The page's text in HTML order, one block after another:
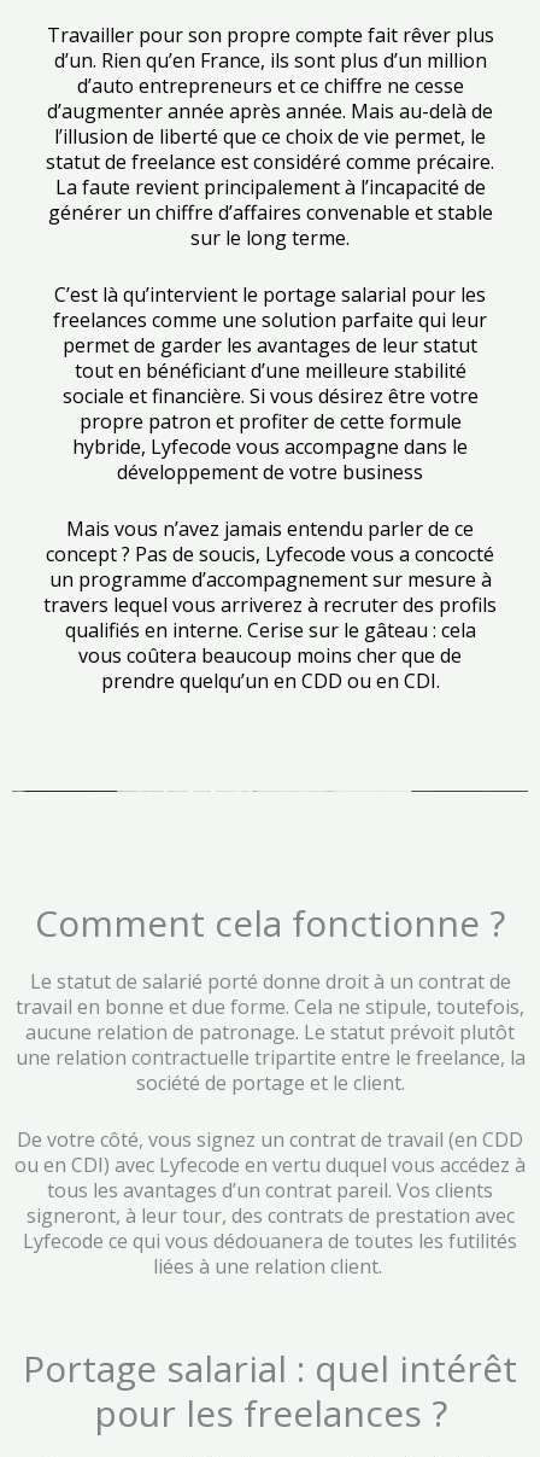
Travailler pour son propre compte fait rêver plus
d’un. Rien qu’en France, ils sont plus d’un million
d’auto entrepreneurs et ce chiffre ne cesse
d’augmenter année après année. Mais au-delà de
l’illusion de liberté que ce choix de vie permet, le
statut de freelance est considéré comme précaire.
La faute revient principalement à l’incapacité de
générer un chiffre d’affaires convenable et stable
sur le long terme.
C’est là qu’intervient le portage salarial pour les
freelances comme une solution parfaite qui leur
permet de garder les avantages de leur statut
tout en bénéficiant d’une meilleure stabilité
sociale et financière. Si vous désirez être votre
propre patron et profiter de cette formule
hybride, Lyfecode vous accompagne dans le
développement de votre business
Mais vous n’avez jamais entendu parler de ce
concept ? Pas de soucis, Lyfecode vous a concocté
un programme d’accompagnement sur mesure à
travers lequel vous arriverez à recruter des profils
qualifiés en interne. Cerise sur le gâteau : cela
vous coûtera beaucoup moins cher que de
prendre quelqu’un en CDD ou en CDI.
Comment cela fonctionne ?
Le statut de salarié porté donne droit à un contrat de
travail en bonne et due forme. Cela ne stipule, toutefois,
aucune relation de patronage. Le statut prévoit plutôt
une relation contractuelle tripartite entre le freelance, la
société de portage et le client.
De votre côté, vous signez un contrat de travail (en CDD
ou en CDI) avec Lyfecode en vertu duquel vous accédez à
tous les avantages d’un contrat pareil. Vos clients
signeront, à leur tour, des contrats de prestation avec
Lyfecode ce qui vous dédouanera de toutes les futilités
liées à une relation client.
Portage salarial : quel intérêt
pour les freelances ?